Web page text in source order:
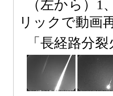
（左から）
リックで動画
「長経路分